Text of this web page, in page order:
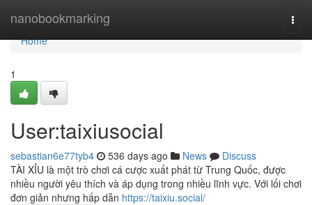
nanobookmarking
Home
Home
1
User:taixiusocial
sebastian6e77tyb4 536 days ago News
Discuss
TÀI XỈU là một trò chơi cá cược xuất phát từ Trung Quốc, được
nhiều người yêu thích và áp dụng trong nhiều lĩnh vực. Với lối chơi
đơn giản nhưng hấp dẫn https://taixiu.social/